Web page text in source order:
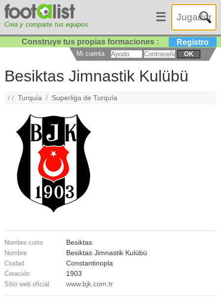
Crea y comparte tus equipos
☰
Construye tus propias formaciones : Registro
Mi cuenta OK
Besiktas Jimnastik Kulübü
/ /Turquía / Superliga de Turquía
Nombre corto Besiktas
Nombre Besiktas Jimnastik Kulübü
Ciudad Constantinopla
Creación 1903
Sitio web oficial www.bjk.com.tr